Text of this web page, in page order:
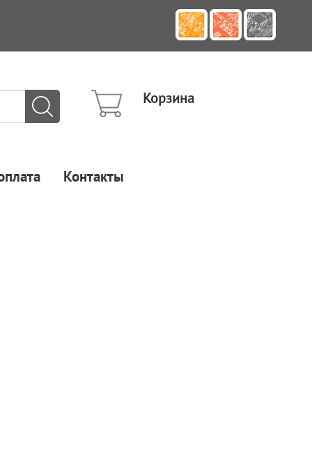
Корзина
Контакты